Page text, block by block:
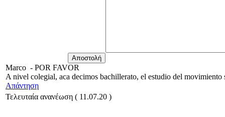
Marco - POR FAVOR
A nivel colegial, aca decimos bachillerato, el estudio del
Απάντηση
Τελευταία ανανέωση ( 11.07.20 )